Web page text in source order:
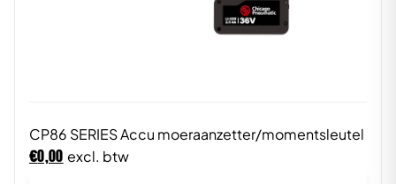
CP86 SERIES Accu moeraanzetter/momentsleutel
€0,00 excl. btw